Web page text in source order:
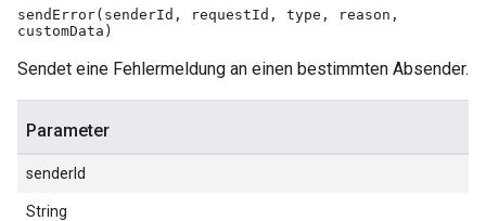
sendError(senderId, requestId, type, reason,
customData)
Sendet eine Fehlermeldung an einen bestimmten Absender.
Parameter
senderId
String